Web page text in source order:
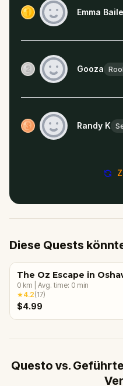
Emma
Gooza
Randy K
Diese Quests
The Oz Escape in
0 km Avg. time: 0 min
★4.2(17)
$4.99
Questo vs.